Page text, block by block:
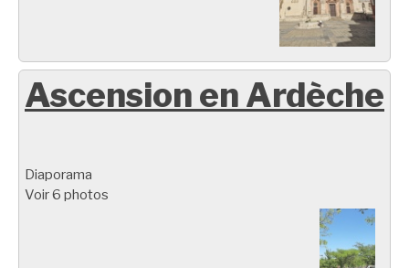
Ascension en Ardèche
Diaporama
Voir 6 photos